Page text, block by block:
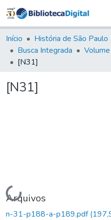
&
Início História de São Paulo
Busca Integrada
[N31]
[N31]
Carregando...
Arquivos
n-31-p188-a-p189.pdf